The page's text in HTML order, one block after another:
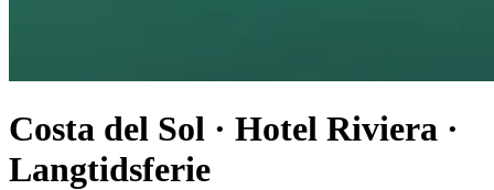
Costa del Sol · Hotel Riviera ·
Langtidsferie